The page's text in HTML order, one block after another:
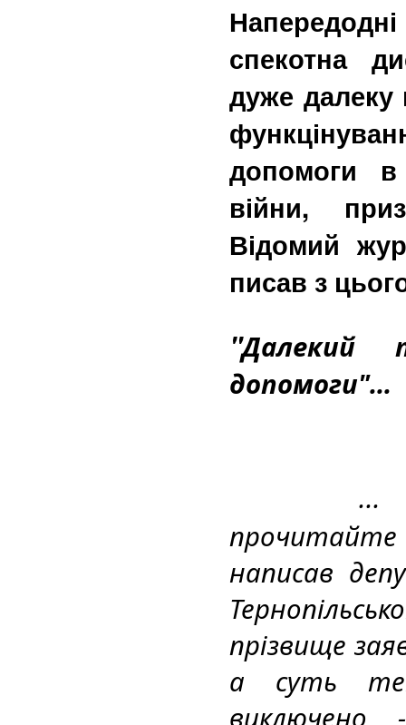
спекотна
дуже далеку
допомоги
війни,
Відомий
писав з
"Далекий
допомоги"...
...
написав
прізвище
а суть